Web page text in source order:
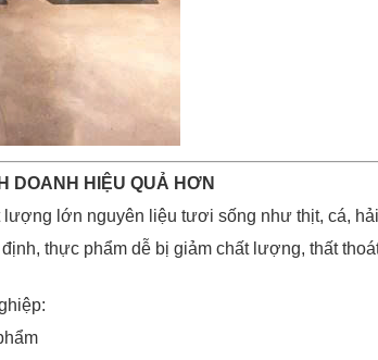
DOANH HIỆU QUẢ HƠN
lượng lớn nguyên liệu tươi sống như thịt, cá,
thực phẩm dễ bị giảm chất lượng, thất